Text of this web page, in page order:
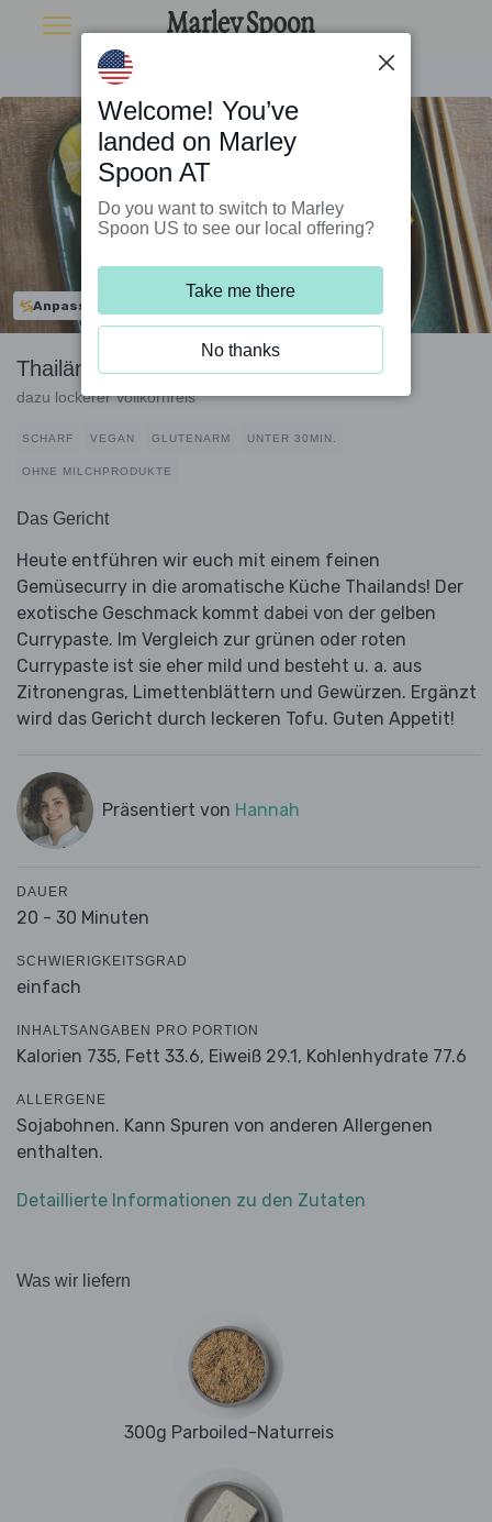
Anpassbar
Thailändisches Tofu-Gemüse-Curry
dazu lockerer Vollkornreis
SCHARF VEGAN GLUTENARM UNTER 30MIN.
OHNE MILCHPRODUKTE
Das Gericht
Heute entführen wir euch mit einem feinen
Gemüsecurry in die aromatische Küche Thailands! Der
exotische Geschmack kommt dabei von der gelben
Currypaste. Im Vergleich zur grünen oder roten
Currypaste ist sie eher mild und besteht u. a. aus
Zitronengras, Limettenblättern und Gewürzen. Ergänzt
wird das Gericht durch leckeren Tofu. Guten Appetit!
Präsentiert von Hannah
DAUER
20 - 30 Minuten
SCHWIERIGKEITSGRAD
einfach
INHALTSANGABEN PRO PORTION
Kalorien 735, Fett 33.6, Eiweiß 29.1, Kohlenhydrate 77.6
ALLERGENE
Sojabohnen. Kann Spuren von anderen Allergenen
enthalten.
Detaillierte Informationen zu den Zutaten
Was wir liefern
300g Parboiled-Naturreis
Welcome! You’ve
landed on Marley
Spoon AT
Do you want to switch to Marley
Spoon US to see our local offering?
Take me there
No thanks